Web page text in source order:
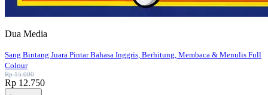
Dua Media
Sang Bintang Juara Pintar Bahasa Inggris, Berhitung, Membaca & Menulis Full
Colour
Rp 15.000
Rp 12.750